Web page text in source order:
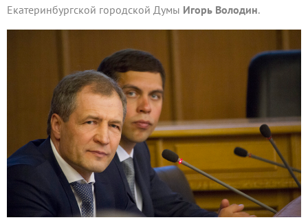
Екатеринбургской городской Думы Игорь Володин.